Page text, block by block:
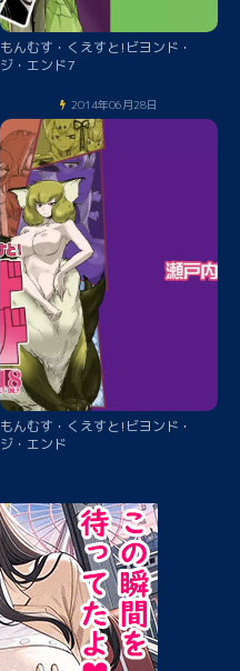
もんむす・くえすと!ビヨンド・
ジ・エンド7
2014年06月28日
もんむす・くえすと!ビヨンド・
ジ・エンド